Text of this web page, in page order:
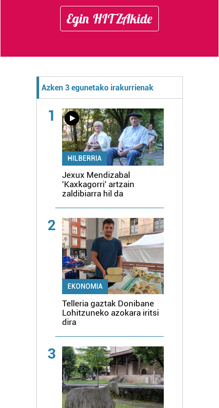
Egin HITZAkide
Azken 3 egunetako irakurrienak
1
HILBERRIA
Jexux Mendizabal
'Kaxkagorri' artzain
zaldibiarra hil da
2
EKONOMIA
Telleria gaztak Donibane
Lohitzuneko azokara iritsi
dira
3